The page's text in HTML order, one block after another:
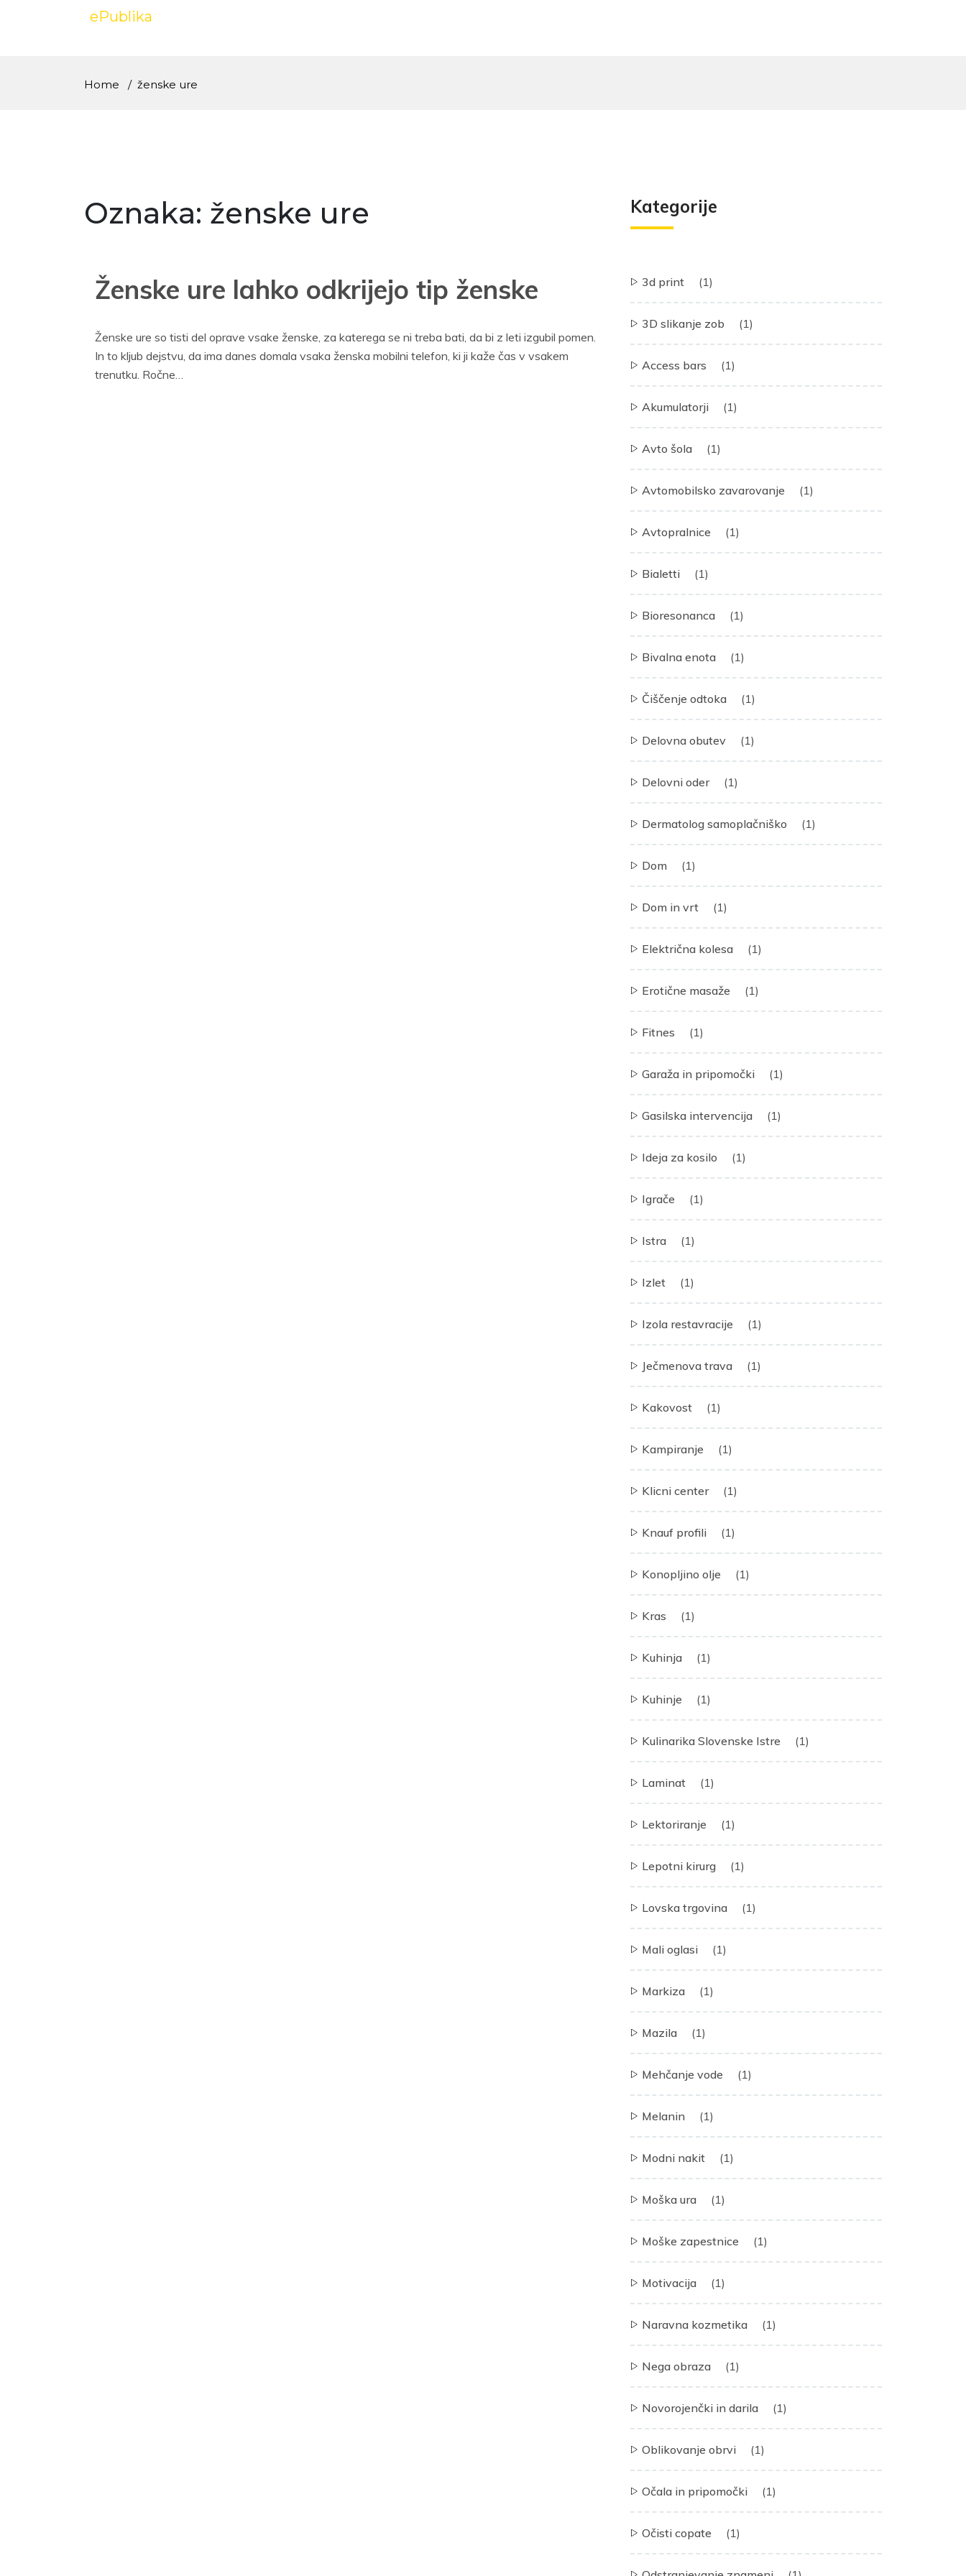
ePublika
Home ženske ure
Oznaka: ženske ure
Ženske ure lahko odkrijejo tip ženske
Ženske ure so tisti del oprave vsake ženske, za katerega se ni treba bati, da bi z leti izgubil pomen.
In to kljub dejstvu, da ima danes domala vsaka ženska mobilni telefon, ki ji kaže čas v vsakem
trenutku. Ročne…
Kategorije
3d print (1)
3D slikanje zob (1)
Access bars (1)
Akumulatorji (1)
Avto šola (1)
Avtomobilsko zavarovanje (1)
Avtopralnice (1)
Bialetti (1)
Bioresonanca (1)
Bivalna enota (1)
Čiščenje odtoka (1)
Delovna obutev (1)
Delovni oder (1)
Dermatolog samoplačniško (1)
Dom (1)
Dom in vrt (1)
Električna kolesa (1)
Erotične masaže (1)
Fitnes (1)
Garaža in pripomočki (1)
Gasilska intervencija (1)
Ideja za kosilo (1)
Igrače (1)
Istra (1)
Izlet (1)
Izola restavracije (1)
Ječmenova trava (1)
Kakovost (1)
Kampiranje (1)
Klicni center (1)
Knauf profili (1)
Konopljino olje (1)
Kras (1)
Kuhinja (1)
Kuhinje (1)
Kulinarika Slovenske Istre (1)
Laminat (1)
Lektoriranje (1)
Lepotni kirurg (1)
Lovska trgovina (1)
Mali oglasi (1)
Markiza (1)
Mazila (1)
Mehčanje vode (1)
Melanin (1)
Modni nakit (1)
Moška ura (1)
Moške zapestnice (1)
Motivacija (1)
Naravna kozmetika (1)
Nega obraza (1)
Novorojenčki in darila (1)
Oblikovanje obrvi (1)
Očala in pripomočki (1)
Očisti copate (1)